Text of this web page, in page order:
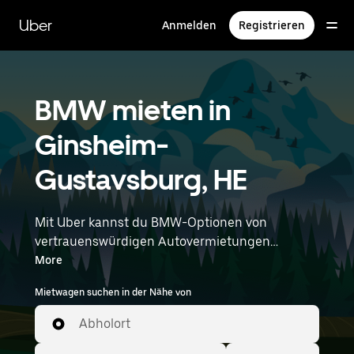
zum
Hauptinhalt
Uber Anmelden Registrieren
BMW mieten in
Ginsheim-
Gustavsburg, HE
Mit Uber kannst du BMW-Optionen von
vertrauenswürdigen Autovermietungen
durchstöbern. Finde den richtigen Leihwagen
von BMW für Besorgungen, Roadtrips oder
tägliche Fahrten. Egal, ob du Preis, Größe oder
Stil priorisierst: Hier findest du Optionen, die
deinen Wünschen entsprechen. Gib deine Zeit-
More
Mietwagen suchen in der Nähe von
Abholort